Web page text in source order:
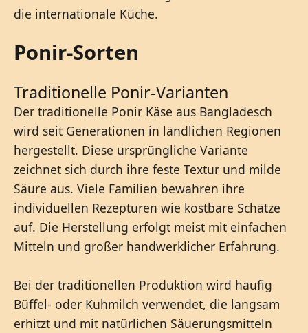
die internationale Küche.
Ponir-Sorten
Traditionelle Ponir-Varianten
Der traditionelle Ponir Käse aus Bangladesch
wird seit Generationen in ländlichen Regionen
hergestellt. Diese ursprüngliche Variante
zeichnet sich durch ihre feste Textur und milde
Säure aus. Viele Familien bewahren ihre
individuellen Rezepturen wie kostbare Schätze
auf. Die Herstellung erfolgt meist mit einfachen
Mitteln und großer handwerklicher Erfahrung.
Bei der traditionellen Produktion wird häufig
Büffel- oder Kuhmilch verwendet, die langsam
erhitzt und mit natürlichen Säuerungsmitteln